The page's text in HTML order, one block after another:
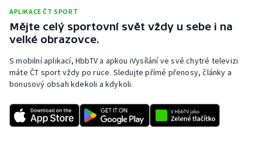
Ragby
Rychlobruslení
Rychlostní kanoistika
Short track
Sportovní střelba
APLIKACE ČT SPORT
Mějte celý sportovní svět vždy u sebe i na
velké obrazovce.
S mobilní aplikací, HbbTV a apkou iVysílání ve své chytré televizi
máte ČT sport vždy po ruce. Sledujte přímé přenosy, články a
bonusový obsah kdekoli a kdykoli.